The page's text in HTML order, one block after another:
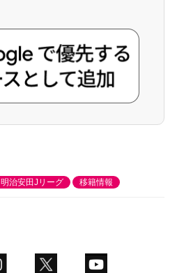
明治安田Jリーグ 移籍情報